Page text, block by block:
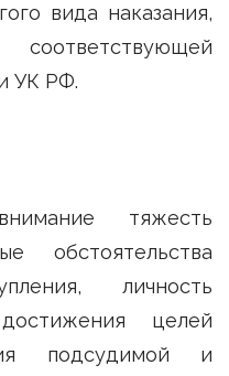
вида наказания,
УК РФ.
тяжесть
обстоятельства
личность
целей
подсудимой и